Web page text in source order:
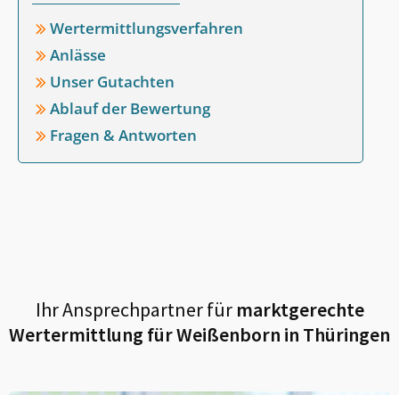
Wertermittlungsverfahren
Anlässe
Unser Gutachten
Ablauf der Bewertung
Fragen & Antworten
Ihr Ansprechpartner fürmarktgerechte
Wertermittlung fürWeißenborn in Thüringen